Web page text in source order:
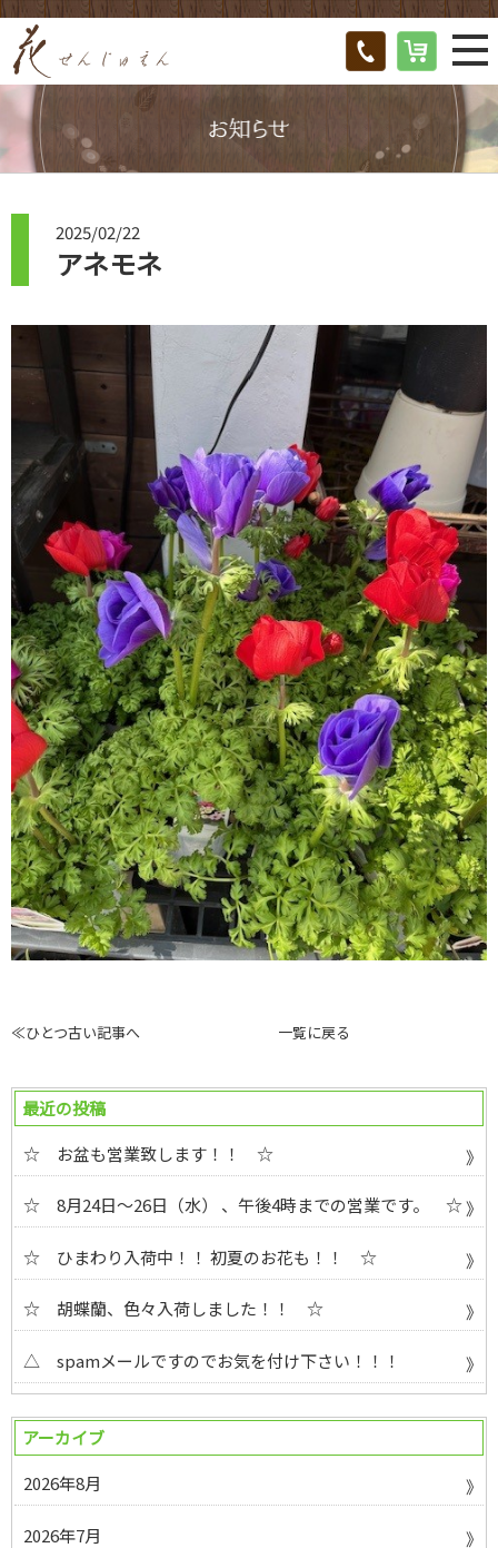
2025/02/22
アネモネ
≪ひとつ古い記事へ 一覧に戻る
最近の投稿
☆ お盆も営業致します！！ ☆
☆ 8月24日～26日（水） 、午後4時までの営業です。 ☆
☆ ひまわり入荷中！！ 初夏のお花も！！ ☆
☆ 胡蝶蘭、色々入荷しました！！ ☆
△ spamメールですのでお気を付け下さい！！！
アーカイブ
2026年8月
2026年7月